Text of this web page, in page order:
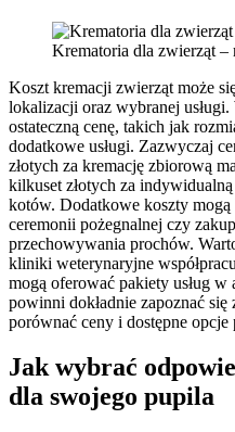
Krematoria dla zwierząt –
Koszt kremacji zwierząt może
lokalizacji oraz wybranej
ostateczną cenę, takich jak
dodatkowe usługi. Zazwyczaj
złotych za kremację zbiorową
kilkuset złotych za
kotów. Dodatkowe koszty mogą
ceremonii pożegnalnej czy
przechowywania prochów.
kliniki weterynaryjne
mogą oferować pakiety usług w
powinni dokładnie zapoznać
porównać ceny i dostępne
Jak wybrać
dla swojego pupila